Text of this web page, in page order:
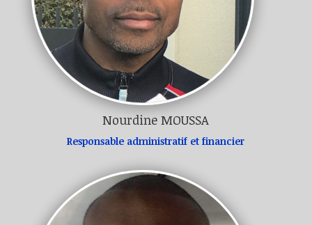
Nourdine MOUSSA
Responsable administratif et financier